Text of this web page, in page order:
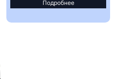
Подробнее